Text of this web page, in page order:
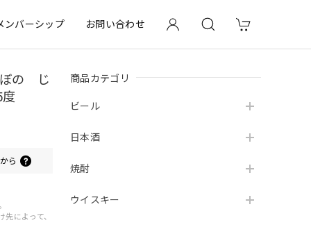
ンバーシップ お問い合わせ
商品カテゴリ
ビール
日本酒
焼酎
ウイスキー
の じ
から
によって、